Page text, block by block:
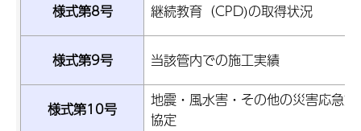
様式第8号 継続教育（CPD)の取得状況
様式第9号 当該管内での施工実績
様式第10号
地震・風水害・その他の災害応急
協定